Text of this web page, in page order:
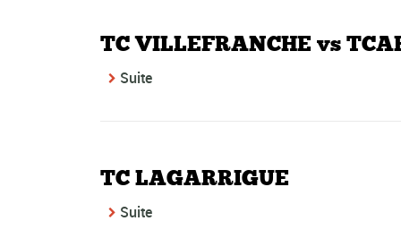
TC VILLEFRANCHE vs
Suite
TC LAGARRIGUE
Suite